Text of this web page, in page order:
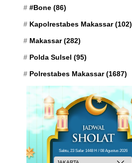
#Bone (86)
Kapolrestabes Makassar(102)
Makassar(282)
Polda Sulsel (95)
Polrestabes Makassar(1687)
Sabtu, 23 Safar 1448 H / 08 Agustus 2026